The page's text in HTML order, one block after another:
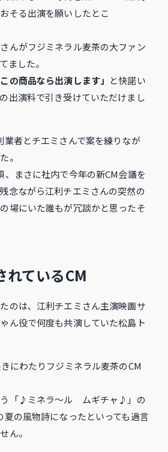
そる出演を願いしたとこ
んがフジミネラル麦茶の大ファン
ました。
この商品なら出演します」 と快諾い
出演料で引き受けていただけまし
業者とチエミさんで案を練りなが
。
、まさに社内で今年の新CM会議を
念ながら江利チエミさんの突然の
場にいた誰もが冗談かと思ったそ
れているCM
のは、江利チエミさん主演映画サ
ん役で何度も共演していた松島ト
にわたりフジミネラル麦茶のCM
う「♪ミネラ～ル ムギチャ♪」の
夏の風物詩になったといっても過言
ん。